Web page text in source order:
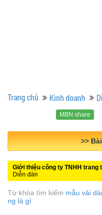
Trang chủ Kinh doanh
MBN share
>>
Giới thiệu công ty TNHH trang
Diễn đàn
Từ khóa tìm kiếm mẫu vải
ng là gì